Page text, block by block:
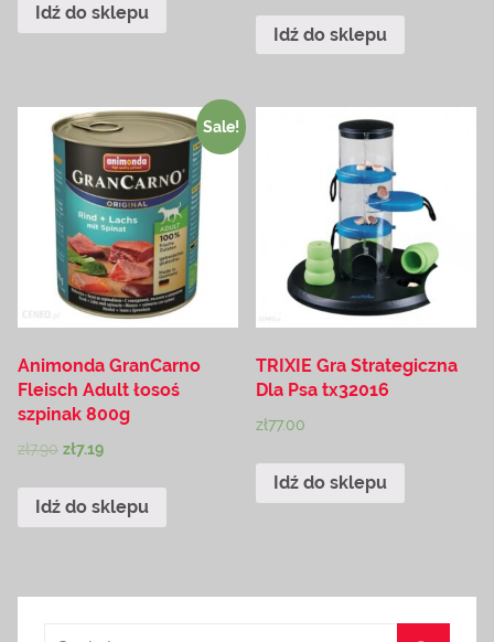
Idź do sklepu
Idź do sklepu
Sale!
Animonda GranCarno
Fleisch Adult łosoś
szpinak 800g
zł7.90 zł7.19
Idź do sklepu
TRIXIE Gra Strategiczna
Dla Psa tx32016
zł77.00
Idź do sklepu